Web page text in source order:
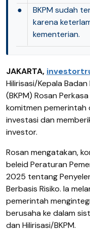
●
BKPM sudah
karena
kementerian.
JAKARTA,
Hilirisasi/Kepala
(BKPM) Rosan
komitmen pemerintah
investasi dan
investor.
Rosan mengatakan,
beleid Peraturan
2025 tentang
Berbasis Risiko. Ia
pemerintah
berusaha ke dalam
dan Hilirisasi/BKPM.